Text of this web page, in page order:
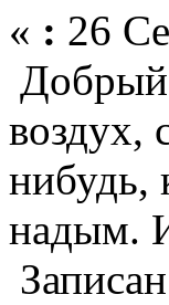
« : 26
Добрый
воздух,
нибудь,
надым.
Записан